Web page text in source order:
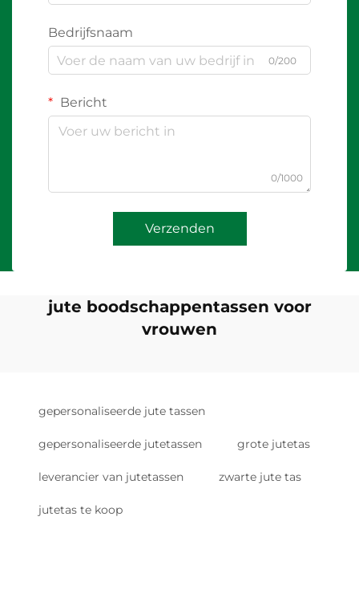
Bedrijfsnaam
0/200
Bericht
0/1000
Verzenden
jute boodschappentassen voor
vrouwen
gepersonaliseerde jute tassen
gepersonaliseerde jutetassen grote jutetas
leverancier van jutetassen zwarte jute tas
jutetas te koop